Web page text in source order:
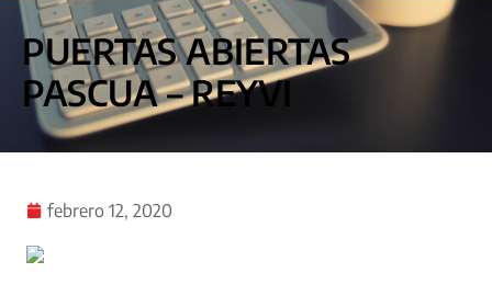
PUERTAS ABIERTAS
PASCUA – REYVI
febrero 12, 2020